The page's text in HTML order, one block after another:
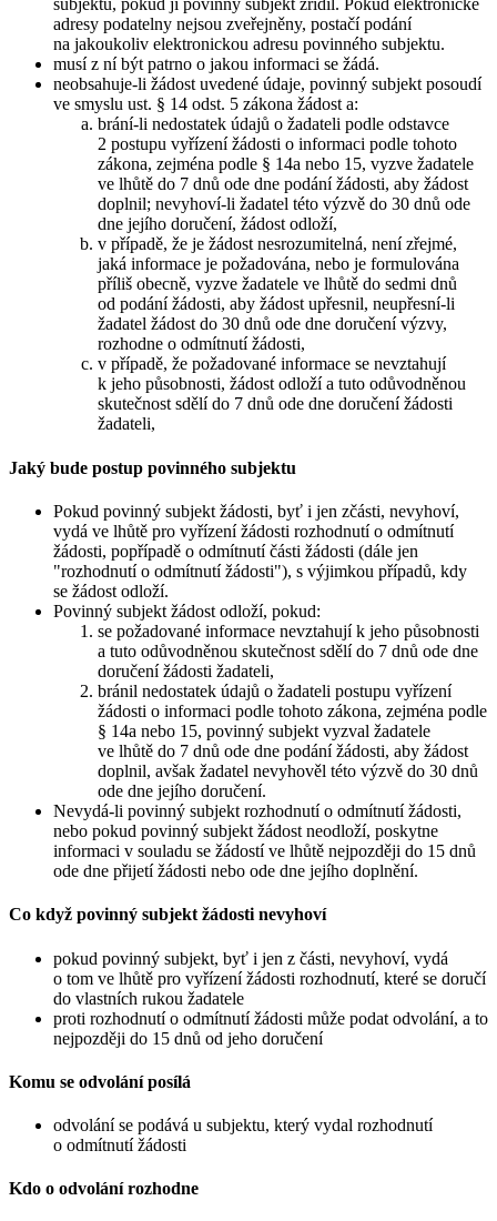
subjektu, pokud ji povinný subjekt zřídil. Pokud elektronické
adresy podatelny nejsou zveřejněny, postačí podání
na jakoukoliv elektronickou adresu povinného subjektu.
musí z ní být patrno o jakou informaci se žádá.
neobsahuje-li žádost uvedené údaje, povinný subjekt posoudí
ve smyslu ust. § 14 odst. 5 zákona žádost a:
brání-li nedostatek údajů o žadateli podle odstavce
2 postupu vyřízení žádosti o informaci podle tohoto
zákona, zejména podle § 14a nebo 15, vyzve žadatele
ve lhůtě do 7 dnů ode dne podání žádosti, aby žádost
doplnil; nevyhoví-li žadatel této výzvě do 30 dnů ode
dne jejího doručení, žádost odloží,
v případě, že je žádost nesrozumitelná, není zřejmé,
jaká informace je požadována, nebo je formulována
příliš obecně, vyzve žadatele ve lhůtě do sedmi dnů
od podání žádosti, aby žádost upřesnil, neupřesní-li
žadatel žádost do 30 dnů ode dne doručení výzvy,
rozhodne o odmítnutí žádosti,
v případě, že požadované informace se nevztahují
k jeho působnosti, žádost odloží a tuto odůvodněnou
skutečnost sdělí do 7 dnů ode dne doručení žádosti
žadateli,
Jaký bude postup povinného subjektu
Pokud povinný subjekt žádosti, byť i jen zčásti, nevyhoví,
vydá ve lhůtě pro vyřízení žádosti rozhodnutí o odmítnutí
žádosti, popřípadě o odmítnutí části žádosti (dále jen
"rozhodnutí o odmítnutí žádosti"), s výjimkou případů, kdy
se žádost odloží.
Povinný subjekt žádost odloží, pokud:
se požadované informace nevztahují k jeho působnosti
a tuto odůvodněnou skutečnost sdělí do 7 dnů ode dne
doručení žádosti žadateli,
bránil nedostatek údajů o žadateli postupu vyřízení
žádosti o informaci podle tohoto zákona, zejména podle
§ 14a nebo 15, povinný subjekt vyzval žadatele
ve lhůtě do 7 dnů ode dne podání žádosti, aby žádost
doplnil, avšak žadatel nevyhověl této výzvě do 30 dnů
ode dne jejího doručení.
Nevydá-li povinný subjekt rozhodnutí o odmítnutí žádosti,
nebo pokud povinný subjekt žádost neodloží, poskytne
informaci v souladu se žádostí ve lhůtě nejpozději do 15 dnů
ode dne přijetí žádosti nebo ode dne jejího doplnění.
Co když povinný subjekt žádosti nevyhoví
pokud povinný subjekt, byť i jen z části, nevyhoví, vydá
o tom ve lhůtě pro vyřízení žádosti rozhodnutí, které se doručí
do vlastních rukou žadatele
proti rozhodnutí o odmítnutí žádosti může podat odvolání, a to
nejpozději do 15 dnů od jeho doručení
Komu se odvolání posílá
odvolání se podává u subjektu, který vydal rozhodnutí
o odmítnutí žádosti
Kdo o odvolání rozhodne